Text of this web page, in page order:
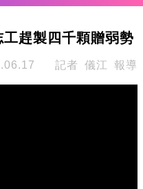
趕製四千顆贈弱勢
記者 儀江 報導